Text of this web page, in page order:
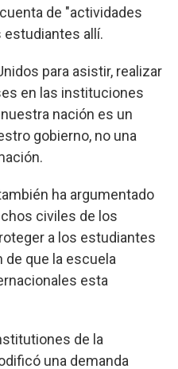
de "actividades
allí.
para asistir, realizar
en las instituciones
nación es un
gobierno, no una
ha argumentado
civiles de los
a los estudiantes
de que la escuela
esta
de la
una demanda